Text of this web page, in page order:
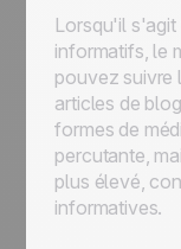
Lorsqu'il
informatifs, le
pouvez suivre
articles de
formes de
percutante,
plus élevé,
informatives.